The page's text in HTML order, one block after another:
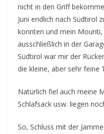
nicht in den Griff
Juni endlich nach Südtirol
konnten und mein
ausschließlich in der
Südtirol war mir der
die kleine, aber sehr feine
Natürlich fiel auch meine
Schlafsack usw. liegen
So, Schluss mit der